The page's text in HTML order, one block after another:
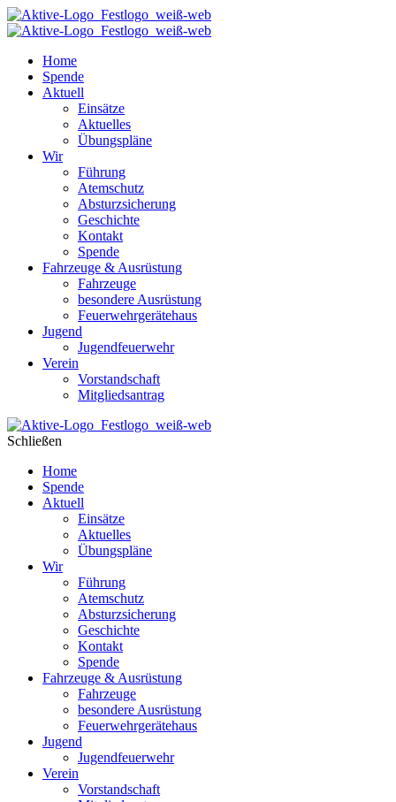
Home
Spende
Aktuell
Einsätze
Aktuelles
Übungspläne
Wir
Führung
Atemschutz
Absturzsicherung
Geschichte
Kontakt
Spende
Fahrzeuge & Ausrüstung
Fahrzeuge
besondere Ausrüstung
Feuerwehrgerätehaus
Jugend
Jugendfeuerwehr
Verein
Vorstandschaft
Mitgliedsantrag
Schließen
Home
Spende
Aktuell
Einsätze
Aktuelles
Übungspläne
Wir
Führung
Atemschutz
Absturzsicherung
Geschichte
Kontakt
Spende
Fahrzeuge & Ausrüstung
Fahrzeuge
besondere Ausrüstung
Feuerwehrgerätehaus
Jugend
Jugendfeuerwehr
Verein
Vorstandschaft